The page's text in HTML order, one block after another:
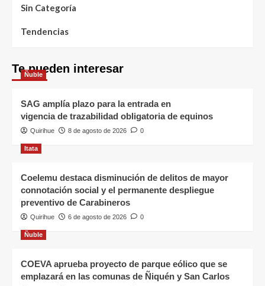
Sin Categoría
Tendencias
Te pueden interesar
Ñuble
SAG amplía plazo para la entrada en
vigencia de trazabilidad obligatoria de equinos
Quirihue 8 de agosto de 2026 0
Itata
Coelemu destaca disminución de delitos de mayor
connotación social y el permanente despliegue
preventivo de Carabineros
Quirihue 6 de agosto de 2026 0
Ñuble
COEVA aprueba proyecto de parque eólico que se
emplazará en las comunas de Ñiquén y San Carlos